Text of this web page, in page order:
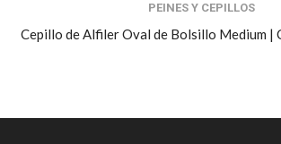
PEINES Y CEPILLOS
Cepillo de Alfiler Oval de Bolsillo Medium |